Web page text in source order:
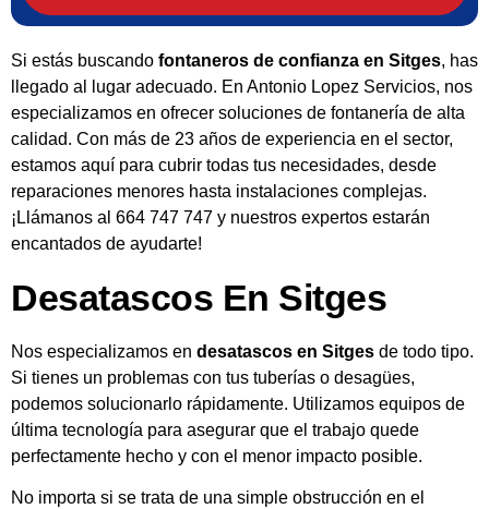
Si estás buscando fontaneros de confianza en Sitges, has
llegado al lugar adecuado. En Antonio Lopez Servicios, nos
especializamos en ofrecer soluciones de fontanería de alta
calidad. Con más de 23 años de experiencia en el sector,
estamos aquí para cubrir todas tus necesidades, desde
reparaciones menores hasta instalaciones complejas.
¡Llámanos al 664 747 747 y nuestros expertos estarán
encantados de ayudarte!
Desatascos En Sitges
Nos especializamos en desatascos en Sitges de todo tipo.
Si tienes un problemas con tus tuberías o desagües,
podemos solucionarlo rápidamente. Utilizamos equipos de
última tecnología para asegurar que el trabajo quede
perfectamente hecho y con el menor impacto posible.
No importa si se trata de una simple obstrucción en el